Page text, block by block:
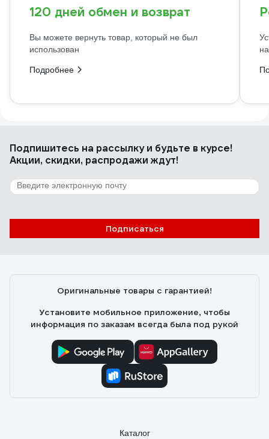
120 дней обмен и возврат
Вы можете вернуть товар, который не был
использован
Подробнее
Подпишитесь на рассылкуи будьте в курсе!
Акции, скидки, распродажи ждут!
Подписаться
Оригинальные товары с гарантией!
Установите мобильное приложение, чтобы
информация по заказам всегда была под рукой
Каталог